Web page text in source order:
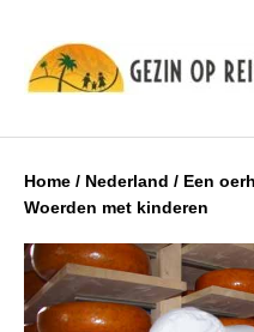
Home / Nederland / Een
Woerden met kinderen